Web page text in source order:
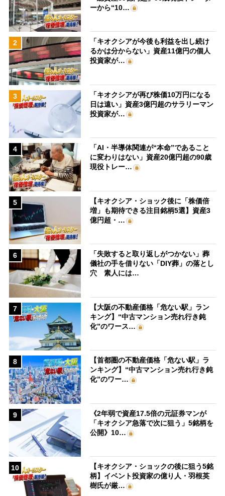
ーから“10…
2
「キオクシアが今後も利益を出し続け
るかは分からない」資産11億円の個人
投資家が…
3
「キオクシアが再び株価10万円になる
日は遠い」資産3億円超のサラリーマン
投資家が…
4
「AI・半導体関連が“本命”であること
に変わりはない」資産20億円超の90歳
現役トレー…
5
【キオクシア・ショック後に「株価倍
増」も期待できる注目銘柄5選】資産3
億円超・…
6
「失敗すると取り返しがつかない」葬
儀社の手を借りない「DIY葬」の落とし
穴 素人には…
7
【大阪の不動産価格「危ない駅」ラン
キング】“中古マンション売れ行き鈍
化”のワース…
8
【首都圏の不動産価格「危ない駅」ラ
ンキング】“中古マンション売れ行き鈍
化”のワー…
9
《2年弱で資産17.5倍の元証券マンが
「キオクシア急落で次に狙う」5銘柄を
公開》10…
10
【キオクシア・ショックの後に狙う5銘
柄】イベント投資家の億り人・羽根英
樹氏が厳…